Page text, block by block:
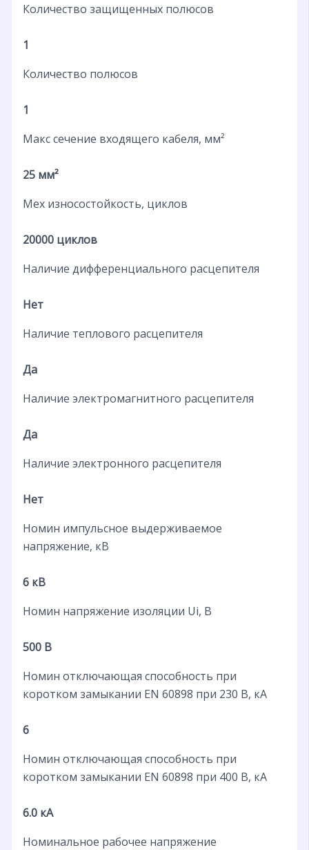
Количество защищенных полюсов
1
Количество полюсов
1
Макс сечение входящего кабеля, мм²
25 мм²
Мех износостойкость, циклов
20000 циклов
Наличие дифференциального расцепителя
Нет
Наличие теплового расцепителя
Да
Наличие электромагнитного расцепителя
Да
Наличие электронного расцепителя
Нет
Номин импульсное выдерживаемое
напряжение, кВ
6 кВ
Номин напряжение изоляции Ui, В
500 В
Номин отключающая способность при
коротком замыкании EN 60898 при 230 В, кА
6
Номин отключающая способность при
коротком замыкании EN 60898 при 400 В, кА
6.0 кА
Номинальное рабочее напряжение